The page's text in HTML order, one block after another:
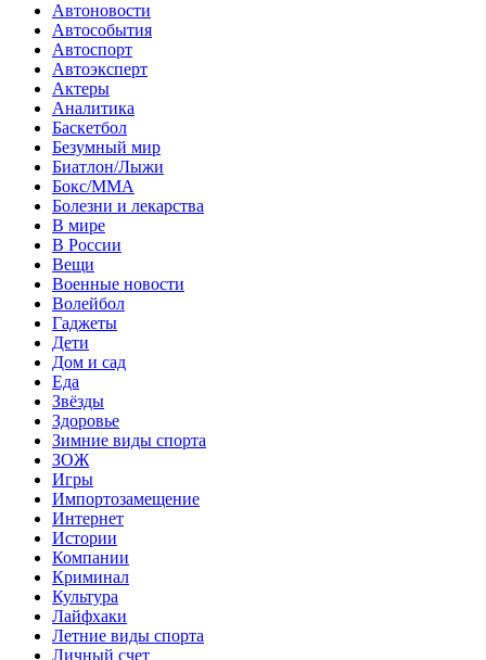
Автоновости
Автособытия
Автоспорт
Автоэксперт
Актеры
Аналитика
Баскетбол
Безумный мир
Биатлон/Лыжи
Бокс/MMA
Болезни и лекарства
В мире
В России
Вещи
Военные новости
Волейбол
Гаджеты
Дети
Дом и сад
Еда
Звёзды
Здоровье
Зимние виды спорта
ЗОЖ
Игры
Импортозамещение
Интернет
Истории
Компании
Криминал
Культура
Лайфхаки
Летние виды спорта
Личный счет